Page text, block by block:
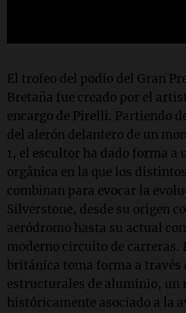
El trofeo del podio del Gran
Bretaña fue creado por el
encargo de Pirelli. Partiendo
del alerón delantero de un
1, el escultor ha dado forma a
orgánica en la que los
combinan para evocar la
Silverstone, desde su origen
aeródromo hasta su actual
moderno circuito de carreras.
británica toma forma a través
estructurales de aluminio, un
históricamente asociado a la